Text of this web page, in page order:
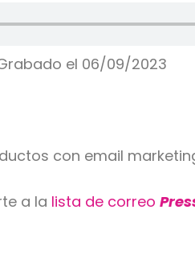
el 06/09/2023
con email
a la lista de correo